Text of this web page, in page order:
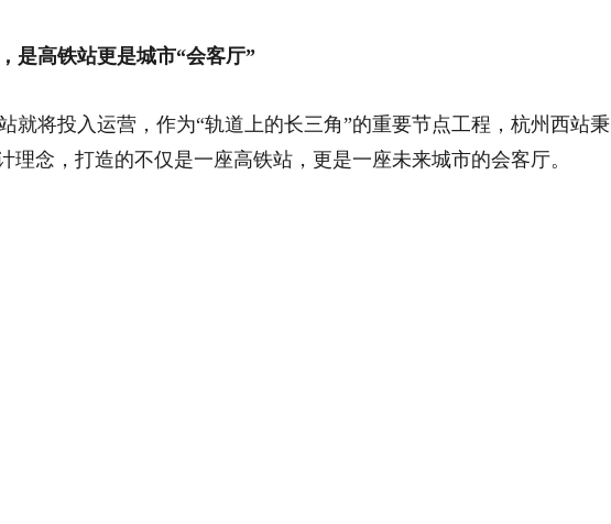
是高铁站更是城市“会客厅”
就将投入运营，作为“轨道上的长三角”的重要节点工程，杭州西站秉
理念，打造的不仅是一座高铁站，更是一座未来城市的会客厅。